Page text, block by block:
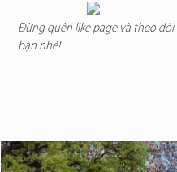
Đừng quên like page và theo
bạn nhé!